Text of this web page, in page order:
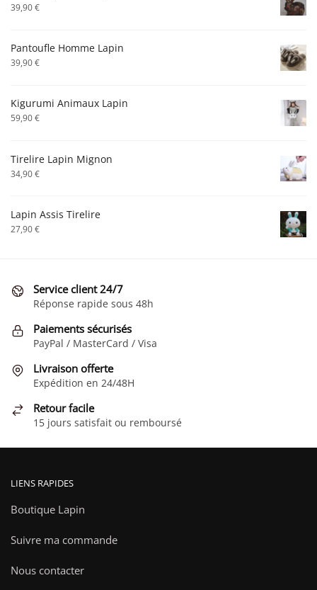
39,90€
Pantoufle Homme Lapin
39,90€
Kigurumi Animaux Lapin
59,90€
Tirelire Lapin Mignon
34,90€
Lapin Assis Tirelire
27,90€
Service client 24/7
Réponse rapide sous 48h
Paiements sécurisés
PayPal / MasterCard / Visa
Livraison offerte
Expédition en 24/48H
Retour facile
15 jours satisfait ou remboursé
LIENS RAPIDES
Boutique Lapin
Suivre ma commande
Nous contacter